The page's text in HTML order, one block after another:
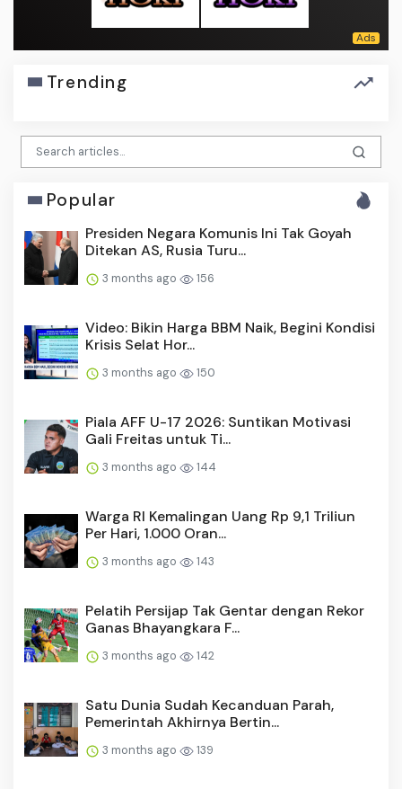
Trending
Popular
Presiden Negara Komunis Ini Tak Goyah
Ditekan AS, Rusia Turu...
3 months ago 156
Video: Bikin Harga BBM Naik, Begini Kondisi
Krisis Selat Hor...
3 months ago 150
Piala AFF U-17 2026: Suntikan Motivasi
Gali Freitas untuk Ti...
3 months ago 144
Warga RI Kemalingan Uang Rp 9,1 Triliun
Per Hari, 1.000 Oran...
3 months ago 143
Pelatih Persijap Tak Gentar dengan Rekor
Ganas Bhayangkara F...
3 months ago 142
Satu Dunia Sudah Kecanduan Parah,
Pemerintah Akhirnya Bertin...
3 months ago 139